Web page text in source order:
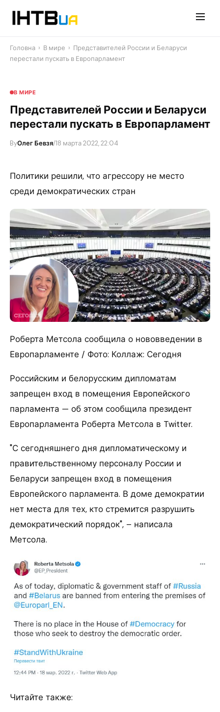
Головна › В мире › Представителей России и Беларуси
перестали пускать в Европарламент
В МИРЕ
Представителей России и Беларуси
перестали пускать в Европарламент
ByОлег Бевзя/18 марта 2022, 22:04
Политики решили, что агрессору не место
среди демократических стран
Роберта Метсола сообщила о нововведении в
Европарламенте / Фото: Коллаж: Сегодня
Российским и белорусским дипломатам
запрещен вход в помещения Европейского
парламента — об этом сообщила президент
Европарламента Роберта Метсола в Twitter.
"С сегодняшнего дня дипломатическому и
правительственному персоналу России и
Беларуси запрещен вход в помещения
Европейского парламента. В доме демократии
нет места для тех, кто стремится разрушить
демократический порядок", – написала
Метсола.
Читайте также: